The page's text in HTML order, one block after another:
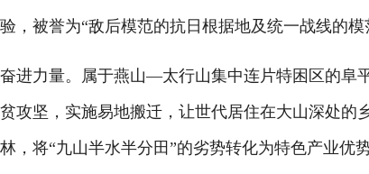
，被誉为“敌后模范的抗日根据地及统一战线的模
力量。属于燕山—太行山集中连片特困区的阜
攻坚，实施易地搬迁，让世代居住在大山深处的
，将“九山半水半分田”的劣势转化为特色产业优